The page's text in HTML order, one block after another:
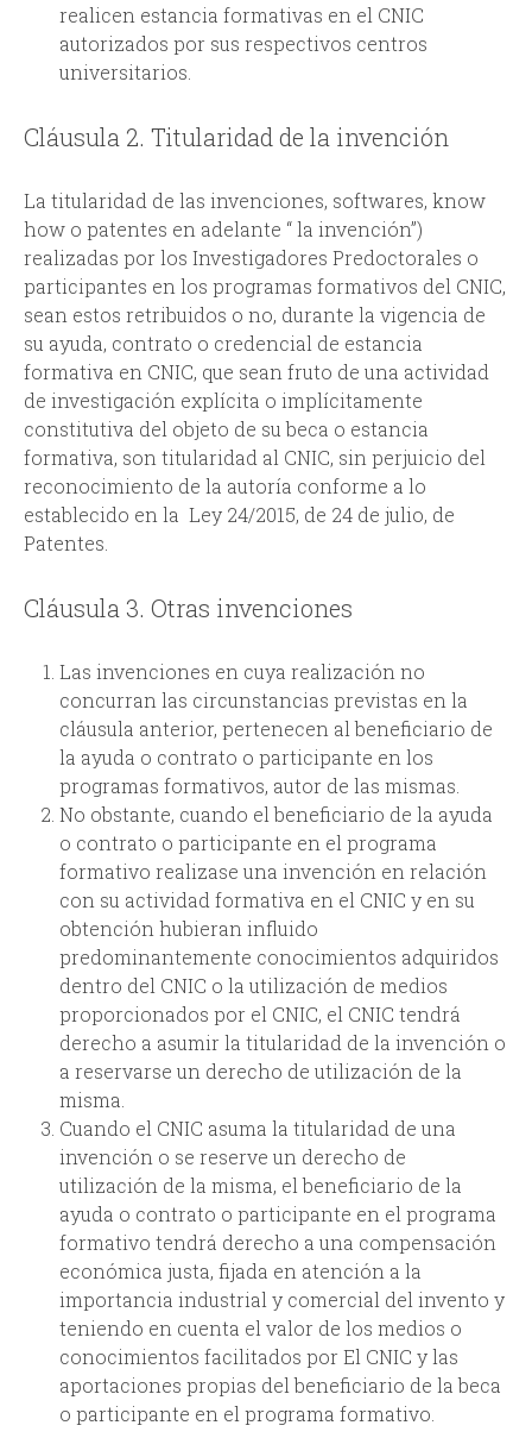
realicen estancia formativas en el CNIC
autorizados por sus respectivos centros
universitarios.
Cláusula 2. Titularidad de la invención
La titularidad de las invenciones, softwares, know
how o patentes en adelante “ la invención”)
realizadas por los Investigadores Predoctorales o
participantes en los programas formativos del CNIC,
sean estos retribuidos o no, durante la vigencia de
su ayuda, contrato o credencial de estancia
formativa en CNIC, que sean fruto de una actividad
de investigación explícita o implícitamente
constitutiva del objeto de su beca o estancia
formativa, son titularidad al CNIC, sin perjuicio del
reconocimiento de la autoría conforme a lo
establecido en la Ley 24/2015, de 24 de julio, de
Patentes.
Cláusula 3. Otras invenciones
Las invenciones en cuya realización no
concurran las circunstancias previstas en la
cláusula anterior, pertenecen al beneficiario de
la ayuda o contrato o participante en los
programas formativos, autor de las mismas.
No obstante, cuando el beneficiario de la ayuda
o contrato o participante en el programa
formativo realizase una invención en relación
con su actividad formativa en el CNIC y en su
obtención hubieran influido
predominantemente conocimientos adquiridos
dentro del CNIC o la utilización de medios
proporcionados por el CNIC, el CNIC tendrá
derecho a asumir la titularidad de la invención o
a reservarse un derecho de utilización de la
misma.
Cuando el CNIC asuma la titularidad de una
invención o se reserve un derecho de
utilización de la misma, el beneficiario de la
ayuda o contrato o participante en el programa
formativo tendrá derecho a una compensación
económica justa, fijada en atención a la
importancia industrial y comercial del invento y
teniendo en cuenta el valor de los medios o
conocimientos facilitados por El CNIC y las
aportaciones propias del beneficiario de la beca
o participante en el programa formativo.